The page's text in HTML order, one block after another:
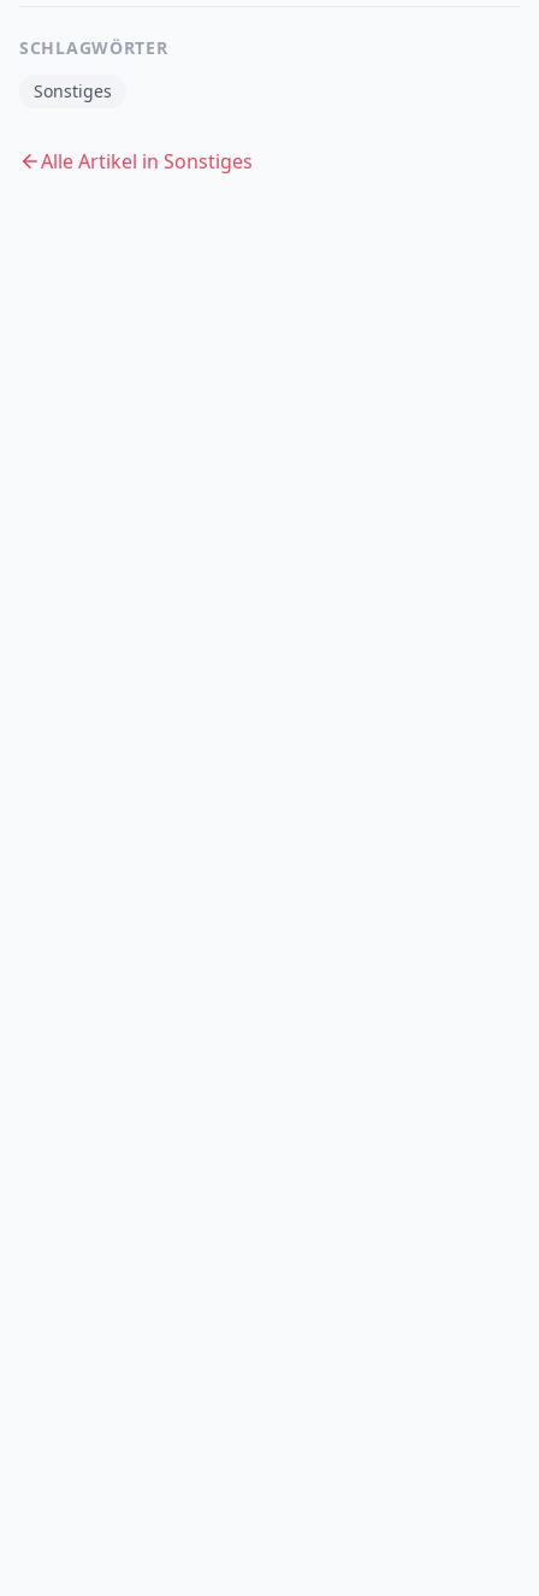
SCHLAGWÖRTER
Sonstiges
Alle Artikel in Sonstiges